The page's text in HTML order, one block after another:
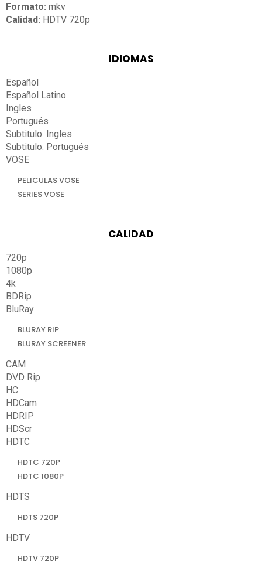
Formato: mkv
Calidad: HDTV 720p
IDIOMAS
Español
Español Latino
Ingles
Portugués
Subtitulo: Ingles
Subtitulo: Portugués
VOSE
PELICULAS VOSE
SERIES VOSE
CALIDAD
720p
1080p
4k
BDRip
BluRay
BLURAY RIP
BLURAY SCREENER
CAM
DVD Rip
HC
HDCam
HDRIP
HDScr
HDTC
HDTC 720P
HDTC 1080P
HDTS
HDTS 720P
HDTV
HDTV 720P